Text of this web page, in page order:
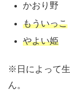
かおり野
もういっこ
やよい姫
※日によって
ん。